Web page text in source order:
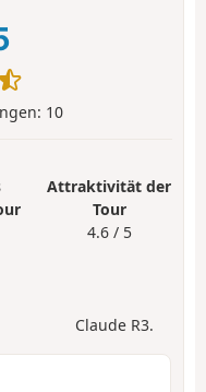
10
Attraktivität der
Tour
4.6 / 5
Claude R3.